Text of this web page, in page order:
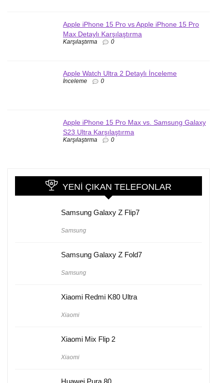
Apple iPhone 15 Pro vs Apple iPhone 15 Pro
Max Detaylı Karşılaştırma
Karşılaştırma 0
Apple Watch Ultra 2 Detaylı İnceleme
İnceleme 0
Apple iPhone 15 Pro Max vs. Samsung Galaxy
S23 Ultra Karşılaştırma
Karşılaştırma 0
YENI ÇIKAN TELEFONLAR
Samsung Galaxy Z Flip7
Samsung
Samsung Galaxy Z Fold7
Samsung
Xiaomi Redmi K80 Ultra
Xiaomi
Xiaomi Mix Flip 2
Xiaomi
Huawei Pura 80